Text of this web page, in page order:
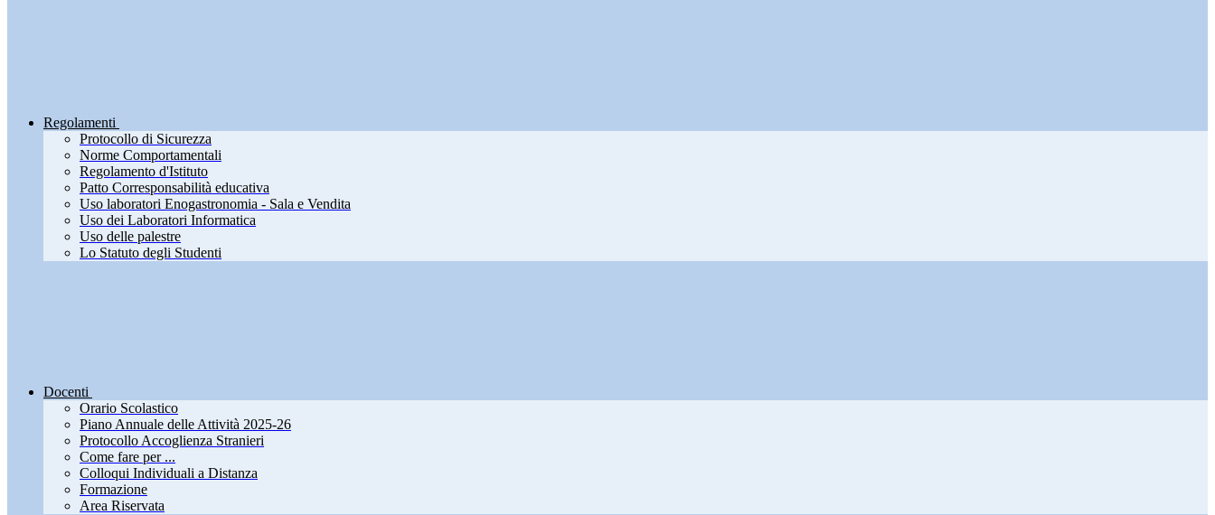
Regolamenti
Protocollo di Sicurezza
Norme Comportamentali
Regolamento d'Istituto
Patto Corresponsabilità educativa
Uso laboratori Enogastronomia - Sala e Vendita
Uso dei Laboratori Informatica
Uso delle palestre
Lo Statuto degli Studenti
Docenti
Orario Scolastico
Piano Annuale delle Attività 2025-26
Protocollo Accoglienza Stranieri
Come fare per ...
Colloqui Individuali a Distanza
Formazione
Area Riservata